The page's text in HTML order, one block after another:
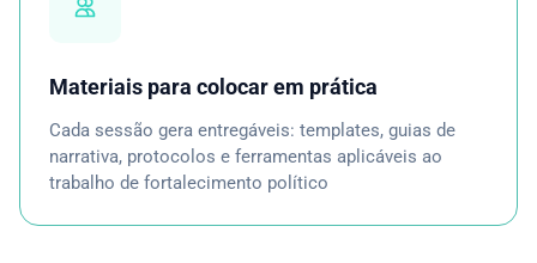
Materiais para colocar em prática
Cada sessão gera entregáveis: templates, guias de
narrativa, protocolos e ferramentas aplicáveis ao
trabalho de fortalecimento político